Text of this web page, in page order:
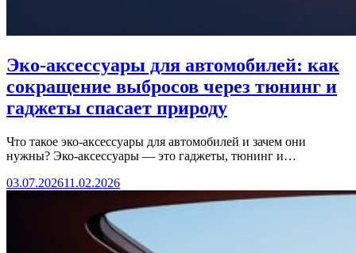
Эко-аксессуары для автомобилей: как
сокращение выбросов через тюнинг и
гаджеты спасает природу
Что такое эко-аксессуары для автомобилей и зачем они
нужны? Эко-аксессуары — это гаджеты, тюнинг и…
03.07.202611.02.2026